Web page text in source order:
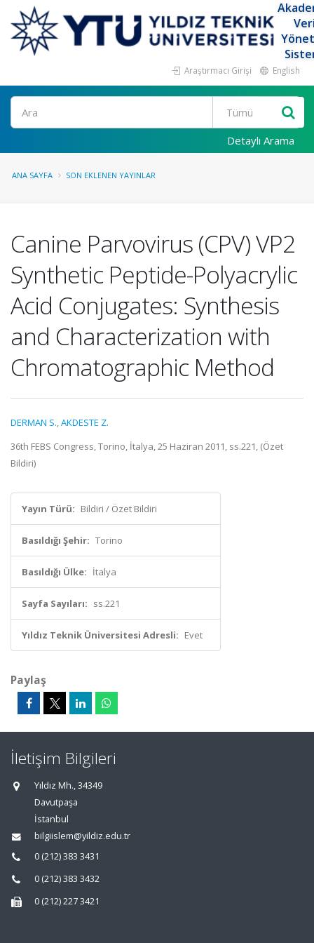
Araştırmacı Girişi English
Ara
Detaylı Arama
ANA SAYFA SON EKLENEN YAYINLAR
Canine Parvovirus (CPV) VP2
Synthetic Peptide-Polyacrylic
Acid Conjugates: Synthesis
and Characterization with
Chromatographic Method
DERMAN S.,AKDESTE Z.
36th FEBS Congress, Torino, İtalya, 25 Haziran 2011, ss.221, (Özet
Bildiri)
Yayın Türü: Bildiri / Özet Bildiri
Basıldığı Şehir: Torino
Basıldığı Ülke: İtalya
Sayfa Sayıları: ss.221
Yıldız Teknik Üniversitesi Adresli: Evet
Paylaş
İletişim Bilgileri
Yıldız Mh., 34349
Davutpaşa
İstanbul
bilgiislem@yildiz.edu.tr
0 (212) 383 3431
0 (212) 383 3432
0 (212) 227 3421